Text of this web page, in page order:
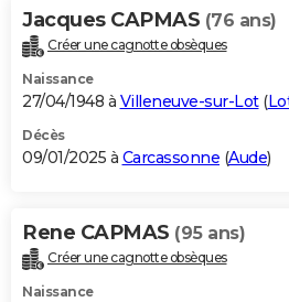
Bricolage
Lifestyle
Culture
Sport
Auto
Television
Voyage
Cinema
Jacques CAPMAS (76 ans)
Créer une cagnotte obsèques
Naissance
27/04/1948 à Villeneuve-sur-Lot(
Décès
09/01/2025 à Carcassonne (Aude)
Rene CAPMAS (95 ans)
Créer une cagnotte obsèques
Naissance